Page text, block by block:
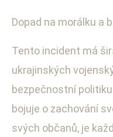
Dopad na morálku a
Tento incident má
ukrajinských
bezpečnostní politiku
bojuje o zachování
svých občanů, je